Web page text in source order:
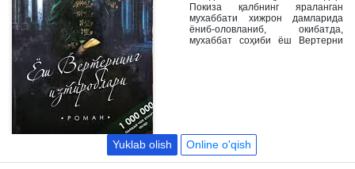
Покиза қалбнинг яраланган
мухаббати хижрон дамларида
ёниб-оловланиб, окибатда,
мухаббат соҳиби ёш Вертерни
асари бўлмиш севги киссаси
мутолааси сизга муборак бўлсин!
Yuklab olish Online o'qish